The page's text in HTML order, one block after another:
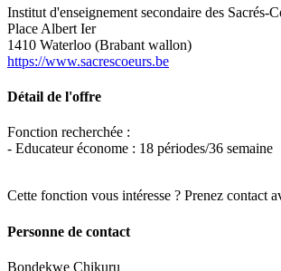
Institut d'enseignement secondaire des Sacrés-
Place Albert Ier
1410 Waterloo (Brabant wallon)
https://www.sacrescoeurs.be
Détail de l'offre
Fonction recherchée :
- Educateur économe : 18 périodes/36 semaine
Cette fonction vous intéresse ? Prenez contact
Personne de contact
Bondekwe Chikuru